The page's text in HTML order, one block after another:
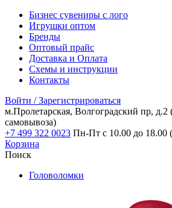
Бизнес сувениры с лого
Игрушки оптом
Бренды
Оптовый прайс
Доставка и Оплата
Схемы и инструкции
Контакты
Войти / Зарегистрироваться
м.Пролетарская, Волгоградский пр, д.2
самовывоза)
+7 499 322 0023 Пн-Пт с 10.00 до
Корзина
Поиск
Головоломки